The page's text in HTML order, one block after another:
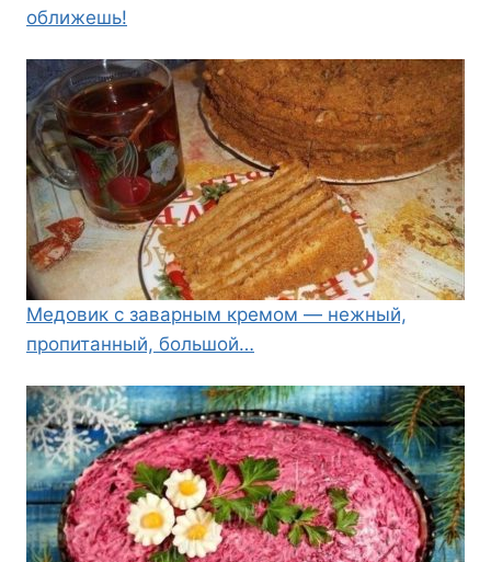
оближешь!
Медовик с заварным кремом — нежный,
пропитанный, большой…